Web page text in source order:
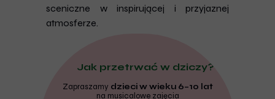
Jak przetrwać w dziczy?
Zapraszamy dzieci w wieku 6–10 lat
na musicalowe zajęcia
sceniczne w inspirującej i przyjaznej
atmosferze.